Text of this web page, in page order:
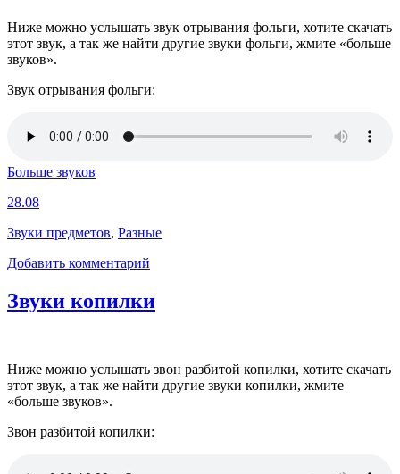
Ниже можно услышать звук отрывания фольги, хотите скачать
этот звук, а так же найти другие звуки фольги, жмите «больше
звуков».
Звук отрывания фольги:
Больше звуков
28.08
Звуки предметов, Разные
Добавить комментарий
Звуки копилки
Ниже можно услышать звон разбитой копилки, хотите скачать
этот звук, а так же найти другие звуки копилки, жмите
«больше звуков».
Звон разбитой копилки: